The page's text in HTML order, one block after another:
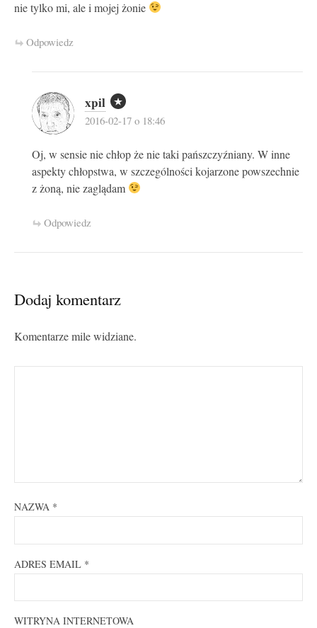
nie tylko mi, ale i mojej żonie
Odpowiedz
xpil
2016-02-17 o 18:46
Oj, w sensie nie chłop że nie taki pańszczyźniany. W inne
aspekty chłopstwa, w szczególności kojarzone powszechnie
z żoną, nie zaglądam
Odpowiedz
Dodaj komentarz
Komentarze mile widziane.
NAZWA *
ADRES EMAIL *
WITRYNA INTERNETOWA